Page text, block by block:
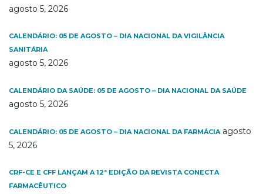
agosto 5, 2026
CALENDÁRIO: 05 DE AGOSTO – DIA NACIONAL DA VIGILÂNCIA
SANITÁRIA
agosto 5, 2026
CALENDÁRIO DA SAÚDE: 05 DE AGOSTO – DIA NACIONAL DA SAÚDE
agosto 5, 2026
CALENDÁRIO: 05 DE AGOSTO – DIA NACIONAL DA FARMÁCIA agosto
5, 2026
CRF-CE E CFF LANÇAM A 12ª EDIÇÃO DA REVISTA CONECTA
FARMACÊUTICO